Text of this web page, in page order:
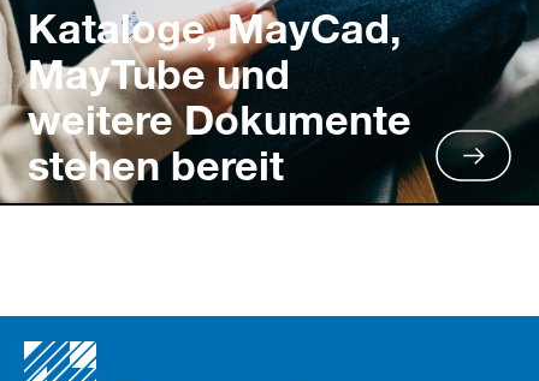
Kataloge, MayCad,
MayTube und
weitere Dokumente
stehen bereit